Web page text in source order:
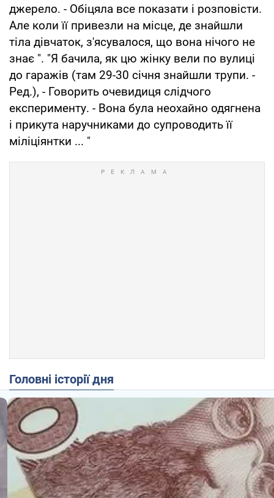
джерело. - Обіцяла все показати і розповісти.
Але коли її привезли на місце, де знайшли
тіла дівчаток, з'ясувалося, що вона нічого не
знає ". "Я бачила, як цю жінку вели по вулиці
до гаражів (там 29-30 січня знайшли трупи. -
Ред.), - Говорить очевидиця слідчого
експерименту. - Вона була неохайно одягнена
і прикута наручниками до супроводить її
міліціянтки ... "
Головні історії дня